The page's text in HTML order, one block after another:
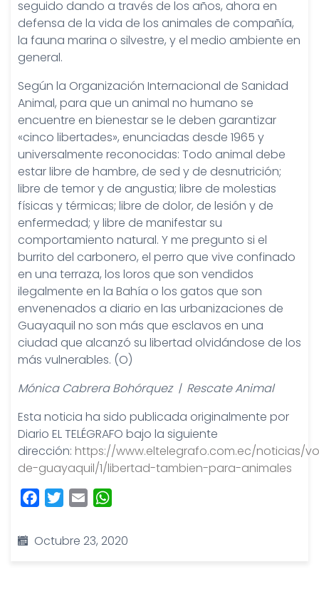
seguido dando a través de los años, ahora en
defensa de la vida de los animales de compañía,
la fauna marina o silvestre, y el medio ambiente en
general.
Según la Organización Internacional de Sanidad
Animal, para que un animal no humano se
encuentre en bienestar se le deben garantizar
«cinco libertades», enunciadas desde 1965 y
universalmente reconocidas: Todo animal debe
estar libre de hambre, de sed y de desnutrición;
libre de temor y de angustia; libre de molestias
físicas y térmicas; libre de dolor, de lesión y de
enfermedad; y libre de manifestar su
comportamiento natural. Y me pregunto si el
burrito del carbonero, el perro que vive confinado
en una terraza, los loros que son vendidos
ilegalmente en la Bahía o los gatos que son
envenenados a diario en las urbanizaciones de
Guayaquil no son más que esclavos en una
ciudad que alcanzó su libertad olvidándose de los
más vulnerables. (O)
Mónica Cabrera Bohórquez | Rescate Animal
Esta noticia ha sido publicada originalmente por
Diario EL TELÉGRAFO bajo la siguiente
dirección: https://www.eltelegrafo.com.ec/noticias/
de-guayaquil/1/libertad-tambien-para-animales
FacebookTwitterEmail
Octubre 23, 2020